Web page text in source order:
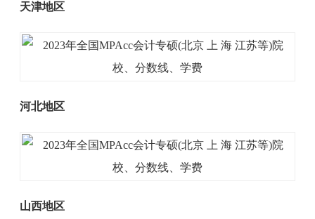
天津地区
河北地区
山西地区